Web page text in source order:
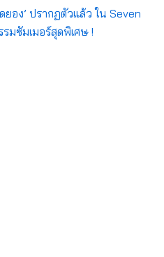
ยอง’ ปรากฏตัวแล้ว ใน Seven
มซัมเมอร์สุดพิเศษ !